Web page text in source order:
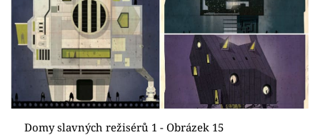
Sledujte prima+
Přihlášení
Sledujte nás
Domy slavných režisérů 1 - Obrázek 15